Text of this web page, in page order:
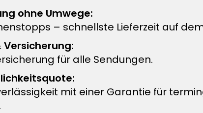
ohne Umwege:
– schnellste Lieferzeit auf
Versicherung:
für alle Sendungen.
mit einer Garantie für